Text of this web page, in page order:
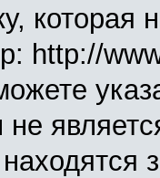
http://
не